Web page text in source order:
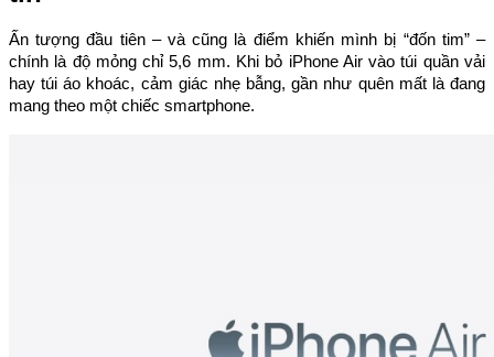
Ấn tượng đầu tiên – và cũng là điểm khiến mình bị “đốn tim” –
chính là độ mỏng chỉ 5,6 mm. Khi bỏ iPhone Air vào túi quần vải
hay túi áo khoác, cảm giác nhẹ bẫng, gần như quên mất là đang
mang theo một chiếc smartphone.